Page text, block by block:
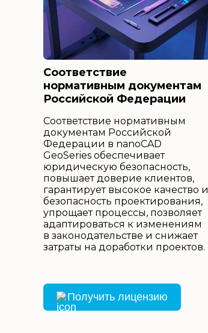
Соответствие
нормативным документам
Российской Федерации
Соответствие нормативным
документам Российской
Федерации в nanoCAD
GeoSeries обеспечивает
юридическую безопасность,
повышает доверие клиентов,
гарантирует высокое качество и
безопасность проектирования,
упрощает процессы, позволяет
адаптироваться к изменениям
в законодательстве и снижает
затраты на доработки проектов.
Получить лицензию